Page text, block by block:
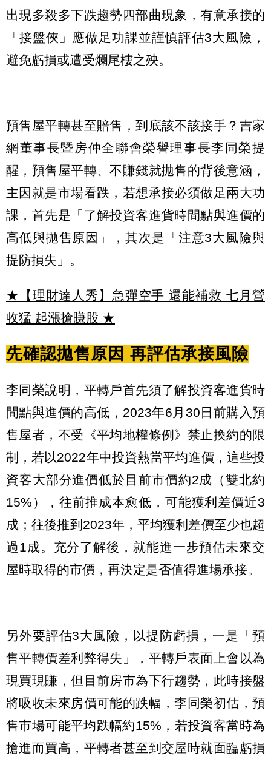
出現多殺多下跌趨勢四部曲現象，有意承接的
「接盤俠」應做足功課並謹慎評估3大風險，
避免虧損或遭受爛尾樓之殃。
預售屋平轉甚至賠售，到底該不該接手？吉家
網董事長暨房仲全聯會榮譽理事長李同榮提
醒，預售屋平轉、不賺錢就拋售的背後意涵，
主因就是市場看跌，若想承接必須做足兩大功
課，首先是「了解投資客進貨時間點與進價的
高低與拋售原因」，其次是「注意3大風險與
提防損失」。
★【理財達人秀】急彈空手 還能補救 七月營
收猛 起漲搶賺股 ★
先確認拋售原因 再評估承接風險
李同榮說明，平轉戶首先須了解投資客進貨時
間點與進價的高低，2023年6月30日前購入預
售屋者，不受《平均地權條例》禁止換約的限
制，若以2022年中投資熱當平均進價，這些投
資客大部分進價低於目前市價約2成（雙北約
15%），往前推成本愈低，可能獲利差價近3
成；往後推到2023年，平均獲利差價至少也超
過1成。充分了解後，就能進一步預估未來交
屋時取得的市價，再決定是否值得進場承接。
另外要評估3大風險，以提防虧損，一是「預
售平轉價差利弊得失」，平轉戶表面上會以為
現買現賺，但目前房市為下行趨勢，此時接盤
將吸收未來房價可能的跌幅，李同榮初估，預
售市場可能平均跌幅約15%，若投資客當時為
搶進而買高，平轉者甚至到交屋時就面臨虧損